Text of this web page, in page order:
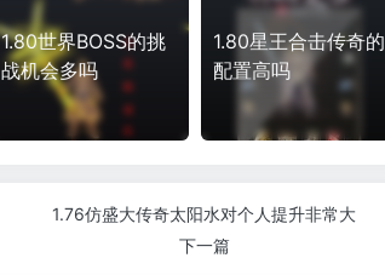
1.80世界BOSS的挑
战机会多吗
1.80星王合击传奇的
配置高吗
1.76仿盛大传奇太阳水对个人提升非常大
下一篇